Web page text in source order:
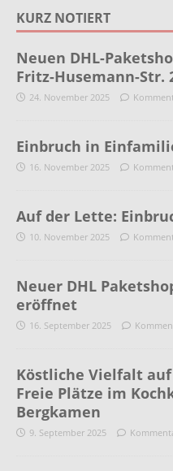
KURZ NOTIERT
Neuen DHL-
Fritz-Husemann-Str.
24. November 2025
Einbruch in
16. November 2025
Auf der Lette:
10. November 2025
Neuer DHL
eröffnet
16. September 2025
Köstliche Vielfalt
Freie Plätze im
Bergkamen
9. September 2025